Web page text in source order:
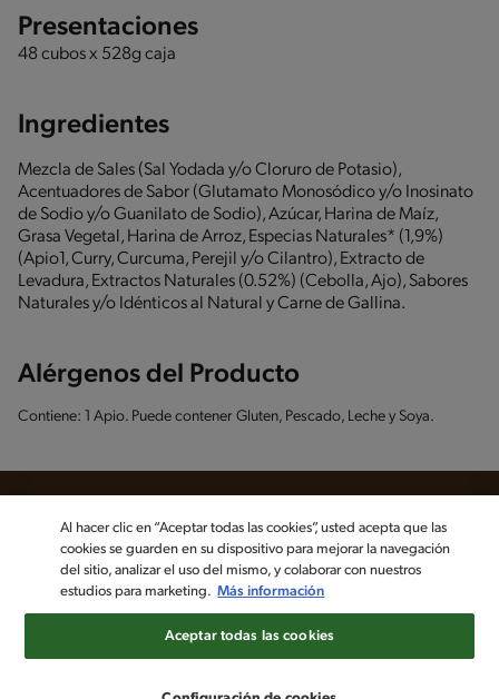
Presentaciones
48 cubos x 528g caja
Ingredientes
Mezcla de Sales (Sal Yodada y/o Cloruro de Potasio),
Acentuadores de Sabor (Glutamato Monosódico y/o Inosinato
de Sodio y/o Guanilato de Sodio), Azúcar, Harina de Maíz,
Grasa Vegetal, Harina de Arroz, Especias Naturales* (1,9%)
(Apio1, Curry, Curcuma, Perejil y/o Cilantro), Extracto de
Levadura, Extractos Naturales (0.52%) (Cebolla, Ajo), Sabores
Naturales y/o Idénticos al Natural y Carne de Gallina.
Alérgenos del Producto
Contiene: 1 Apio. Puede contener Gluten, Pescado, Leche y Soya.
Sigue a MAGGI en las redes sociales
S.A. Vevey (Suiza)
Términos y condiciones
Configuración de cookies
Al hacer clic en “Aceptar todas las cookies”, usted acepta que las
cookies se guarden en su dispositivo para mejorar la navegación
del sitio, analizar el uso del mismo, y colaborar con nuestros
estudios para marketing. Más información
Aceptar todas las cookies